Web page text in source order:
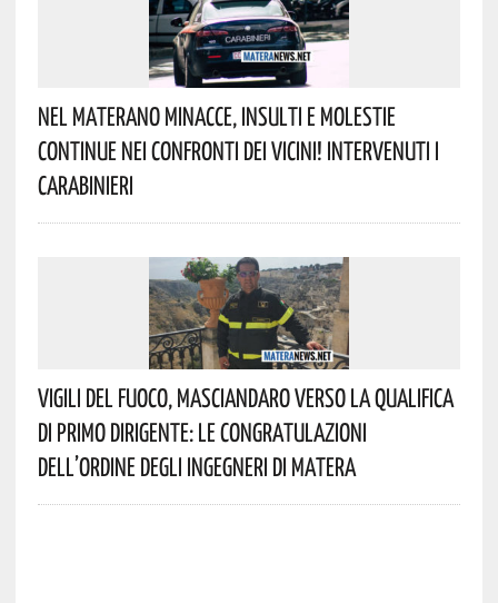
Nel Materano Minacce, Insulti E Molestie
Continue Nei Confronti Dei Vicini! Intervenuti I
Carabinieri
Vigili Del Fuoco, Masciandaro Verso La Qualifica
Di Primo Dirigente: Le Congratulazioni
Dell’Ordine Degli Ingegneri Di Matera